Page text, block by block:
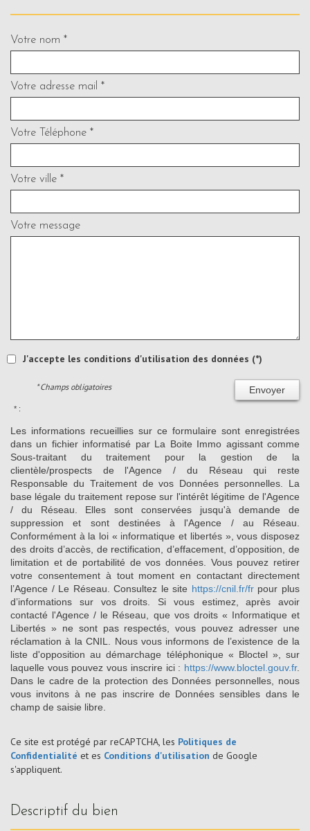
Votre nom *
Votre adresse mail *
Votre Téléphone *
Votre ville *
Votre message
J'accepte les conditions d'utilisation des données (*)
Envoyer
* Champs obligatoires
* :
Les informations recueillies sur ce formulaire sont enregistrées
dans un fichier informatisé par La Boite Immo agissant comme
Sous-traitant du traitement pour la gestion de la
clientèle/prospects de l'Agence / du Réseau qui reste
Responsable du Traitement de vos Données personnelles. La
base légale du traitement repose sur l'intérêt légitime de l'Agence
/ du Réseau. Elles sont conservées jusqu'à demande de
suppression et sont destinées à l'Agence / au Réseau.
Conformément à la loi « informatique et libertés », vous disposez
des droits d’accès, de rectification, d’effacement, d’opposition, de
limitation et de portabilité de vos données. Vous pouvez retirer
votre consentement à tout moment en contactant directement
l’Agence / Le Réseau. Consultez le site https://cnil.fr/frpour plus
d’informations sur vos droits. Si vous estimez, après avoir
contacté l'Agence / le Réseau, que vos droits « Informatique et
Libertés » ne sont pas respectés, vous pouvez adresser une
réclamation à la CNIL. Nous vous informons de l’existence de la
liste d'opposition au démarchage téléphonique « Bloctel », sur
laquelle vous pouvez vous inscrire ici : https://www.bloctel.gouv.fr.
Dans le cadre de la protection des Données personnelles, nous
vous invitons à ne pas inscrire de Données sensibles dans le
champ de saisie libre.
Ce site est protégé par reCAPTCHA, les Politiques de
Confidentialité et es Conditions d'utilisation de Google
s'appliquent.
descriptif du bien